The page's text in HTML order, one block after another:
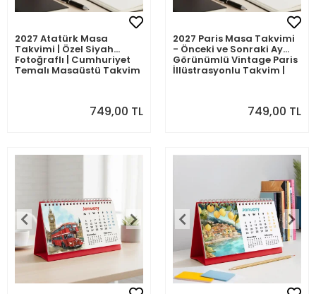
2027 Atatürk Masa
Takvimi | Özel Siyah
Fotoğraflı | Cumhuriyet
Temalı Masaüstü Takvim
749,00 TL
2027 Paris Masa Takvimi
- Önceki ve Sonraki Ay
Görünümlü Vintage Paris
İllüstrasyonlu Takvim |
749,00 TL